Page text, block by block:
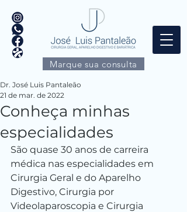
Marque sua consulta
Conheça minhas
especialidades
Dr. José Luis Pantaleão
21 de mar. de 2022
São quase 30 anos de carreira
médica nas especialidades em
Cirurgia Geral e do Aparelho
Digestivo, Cirurgia por
Videolaparoscopia e Cirurgia